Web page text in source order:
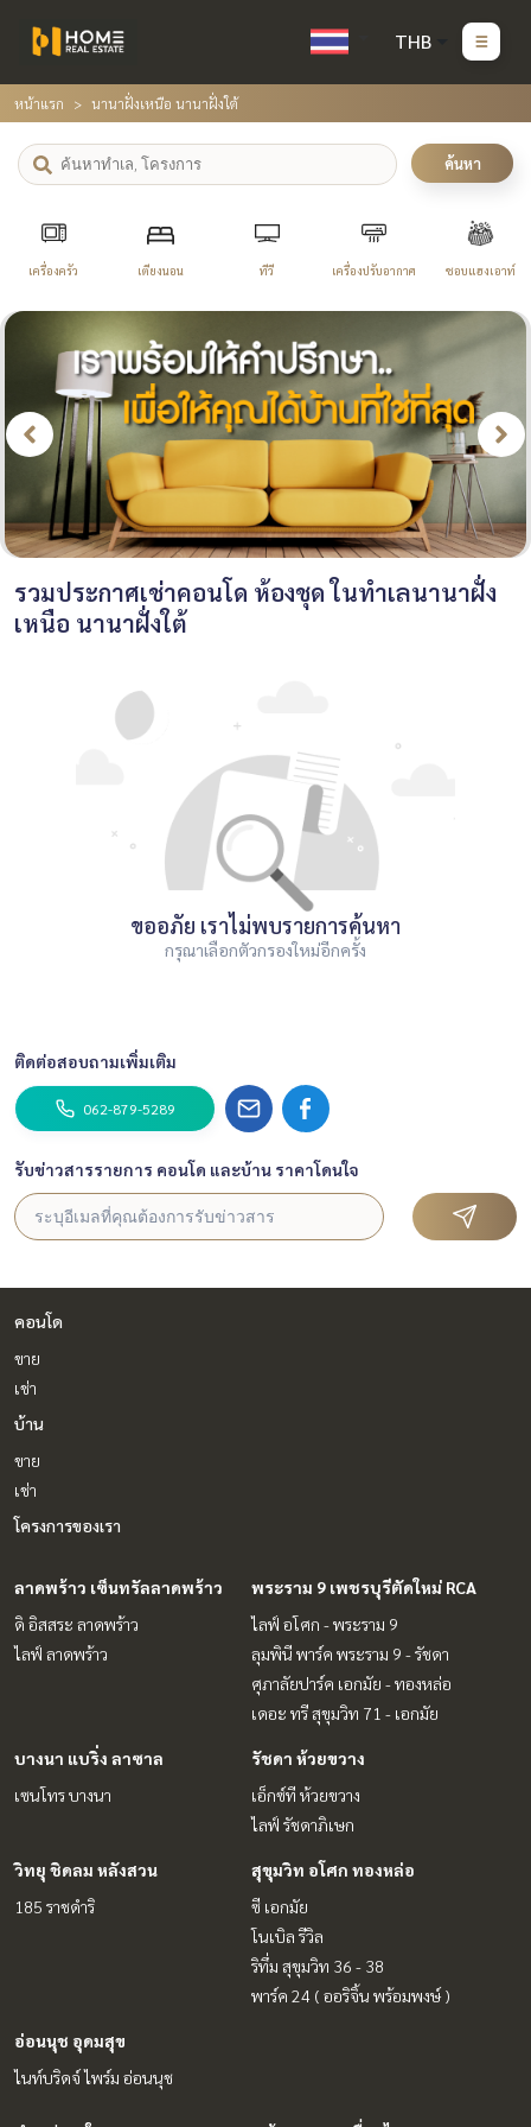
THB
หน้าแรก นานาฝั่งเหนือ นานาฝั่งใต้
ค้นหา
เครื่องครัว เตียงนอน ทีวี เครื่องปรับอากาศ ชอบแฮงเอาท์
รวมประกาศเช่าคอนโด ห้องชุด ในทำเลนานาฝั่ง
เหนือ นานาฝั่งใต้
ขออภัย เราไม่พบรายการค้นหา
กรุณาเลือกตัวกรองใหม่อีกครั้ง
ติดต่อสอบถามเพิ่มเติม
062-879-5289
รับข่าวสารรายการ คอนโด และบ้าน ราคาโดนใจ
คอนโด
ขาย
เช่า
บ้าน
ขาย
เช่า
โครงการของเรา
ลาดพร้าว เซ็นทรัลลาดพร้าว
ดิ อิสสระ ลาดพร้าว
ไลฟ์ ลาดพร้าว
พระราม 9 เพชรบุรีตัดใหม่ RCA
ไลฟ์ อโศก - พระราม 9
ลุมพินี พาร์ค พระราม 9 - รัชดา
ศุภาลัยปาร์ค เอกมัย - ทองหล่อ
เดอะ ทรี สุขุมวิท 71 - เอกมัย
บางนา แบริ่ง ลาซาล
เซนโทร บางนา
รัชดา ห้วยขวาง
เอ็กซ์ที ห้วยขวาง
ไลฟ์ รัชดาภิเษก
วิทยุ ชิดลม หลังสวน
185 ราชดำริ
สุขุมวิท อโศก ทองหล่อ
ซี เอกมัย
โนเบิล รีวิล
ริทึ่ม สุขุมวิท 36 - 38
พาร์ค 24 ( ออริจิ้น พร้อมพงษ์ )
อ่อนนุช อุดมสุข
ไนท์บริดจ์ ไพร์ม อ่อนนุช